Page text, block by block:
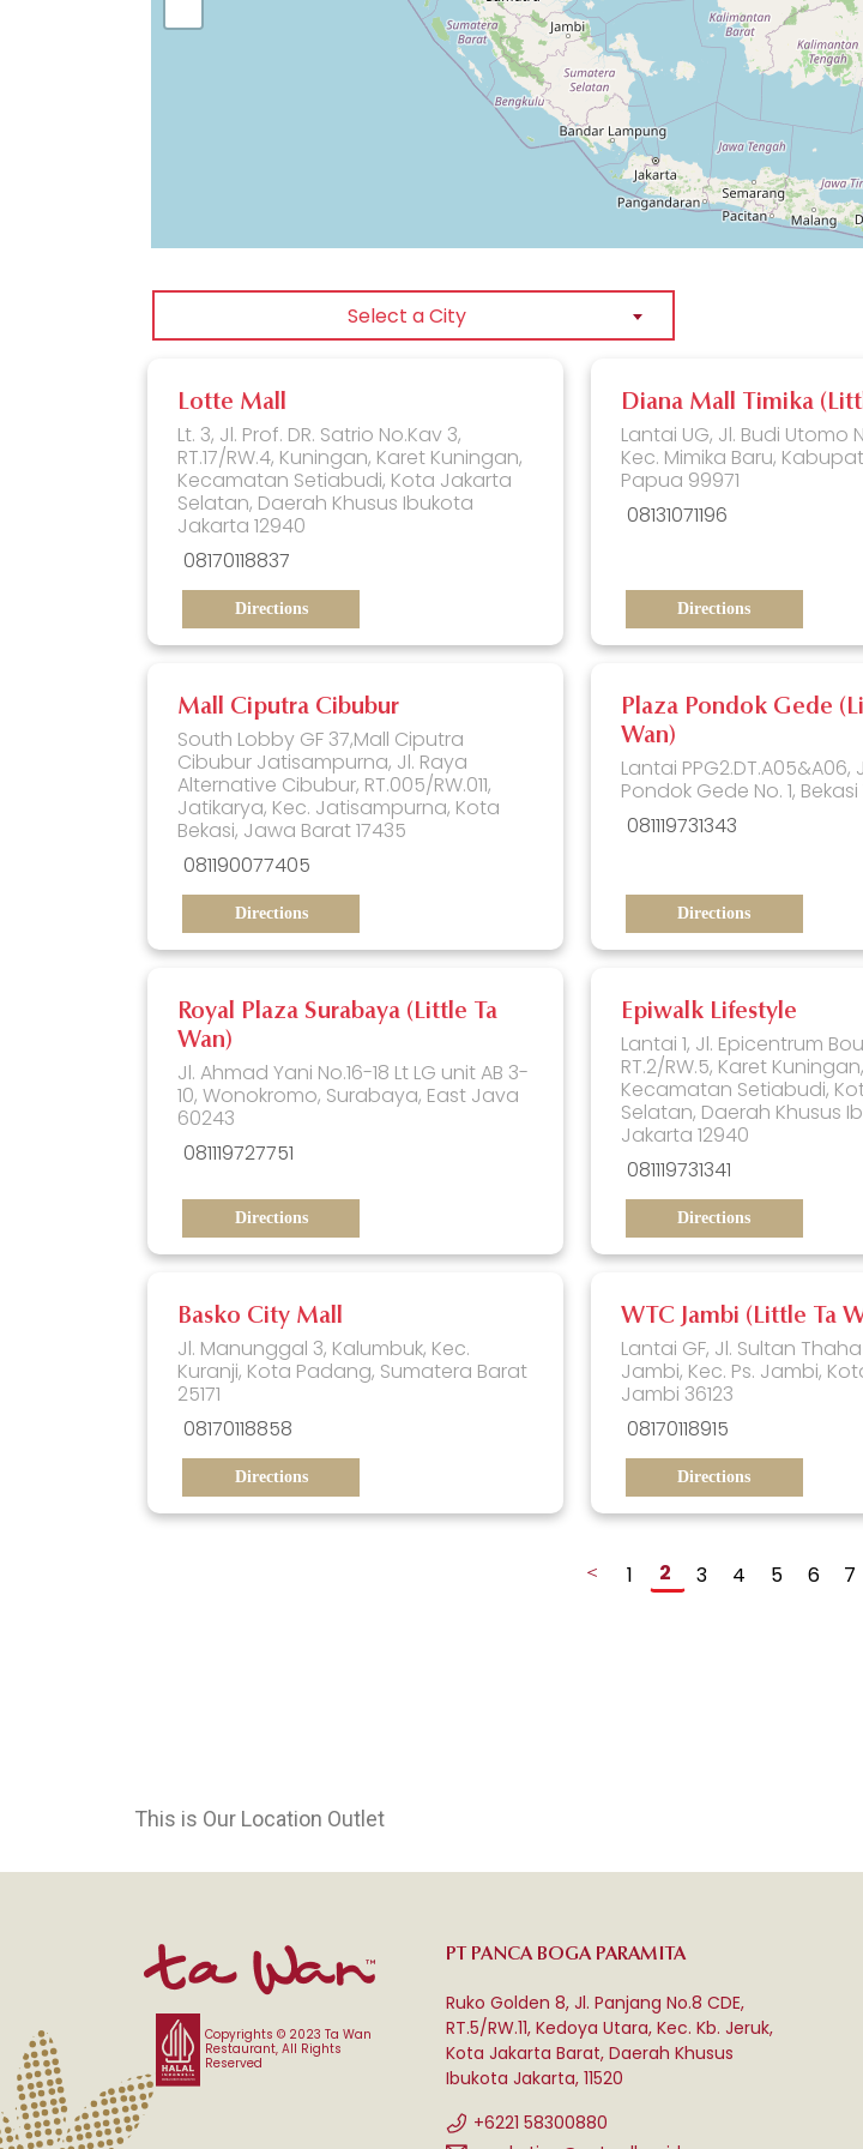
Select a City
Lotte Mall
Lt. 3, Jl. Prof. DR. Satrio No.Kav 3,
RT.17/RW.4, Kuningan, Karet Kuningan,
Kecamatan Setiabudi, Kota Jakarta
Selatan, Daerah Khusus Ibukota
Jakarta 12940
08170118837
Directions
Diana Mall Timika
Lantai UG, Jl. Budi Utomo
Kec. Mimika Baru,
Papua 99971
08131071196
Directions
Mall Ciputra Cibubur
South Lobby GF 37,Mall Ciputra
Cibubur Jatisampurna, Jl. Raya
Alternative Cibubur, RT.005/RW.011,
Jatikarya, Kec. Jatisampurna, Kota
Bekasi, Jawa Barat 17435
081190077405
Directions
Plaza Pondok Gede
Wan)
Lantai PPG2.DT.A05&A06,
Pondok Gede No. 1, Bekasi
081119731343
Directions
Royal Plaza Surabaya (Little Ta
Wan)
Jl. Ahmad Yani No.16-18 Lt LG unit AB 3-
10, Wonokromo, Surabaya, East Java
60243
081119727751
Directions
Epiwalk Lifestyle
Lantai 1, Jl. Epicentrum
RT.2/RW.5, Karet Kuningan,
Kecamatan Setiabudi,
Selatan, Daerah Khusus
Jakarta 12940
081119731341
Directions
Basko City Mall
Jl. Manunggal 3, Kalumbuk, Kec.
Kuranji, Kota Padang, Sumatera Barat
25171
08170118858
Directions
WTC Jambi (Little Ta
Lantai GF, Jl. Sultan Thaha
Jambi, Kec. Ps. Jambi,
Jambi 36123
08170118915
Directions
＜ 1 2 3 4 5 6 7
This is Our Location Outlet
Copyrights © 2023 Ta Wan
Restaurant, All Rights
Reserved
PT PANCA BOGA PARAMITA
Ruko Golden 8, Jl. Panjang No.8 CDE,
RT.5/RW.11, Kedoya Utara, Kec. Kb. Jeruk,
Kota Jakarta Barat, Daerah Khusus
Ibukota Jakarta, 11520
+6221 58300880